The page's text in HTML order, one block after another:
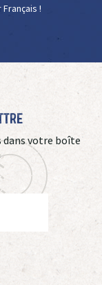
!
dans votre boîte